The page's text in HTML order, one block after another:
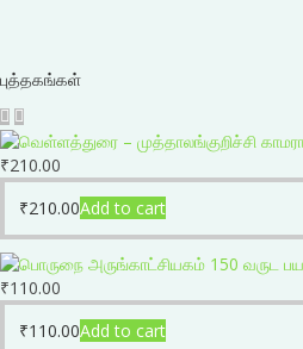
புத்தகங்கள்
₹210.00
₹210.00Add to cart
₹110.00
₹110.00Add to cart